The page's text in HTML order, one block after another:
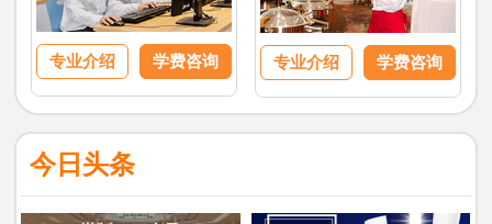
专业介绍 学费咨询 专业介绍 学费咨询
今日头条